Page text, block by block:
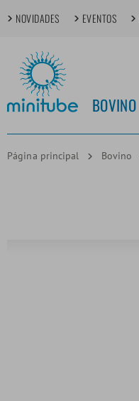
NOVIDADES EVENTOS
BOVINO
Página principal Bovino